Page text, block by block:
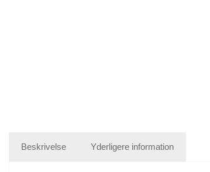
Beskrivelse Yderligere information